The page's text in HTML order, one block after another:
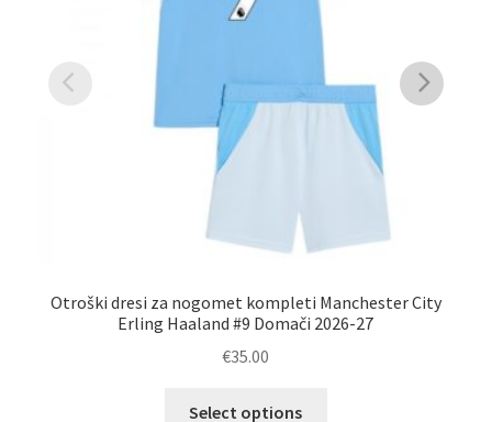
Otroški dresi za nogomet kompleti Manchester City
Erling Haaland #9 Domači 2026-27
€35.00
Select options